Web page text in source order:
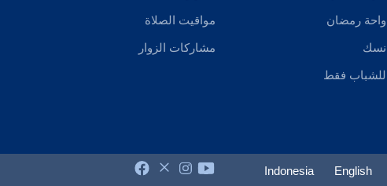
واحة رمضان
نسك
للشباب فقط
مواقيت الصلاة
مشاركات الزوار
English
Indonesia